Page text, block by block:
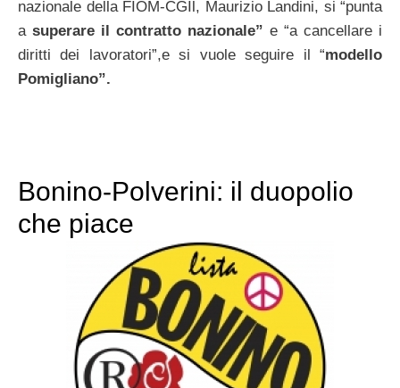
nazionale della FIOM-CGIl, Maurizio Landini, si “punta
a superare il contratto nazionale” e “a cancellare i
diritti dei lavoratori”,e si vuole seguire il “modello
Pomigliano”.
Bonino-Polverini: il duopolio
che piace